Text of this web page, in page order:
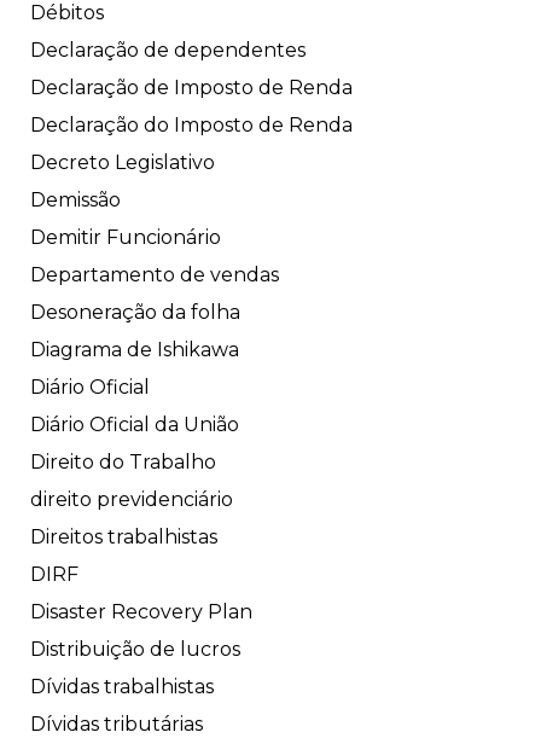
Débitos
Declaração de dependentes
Declaração de Imposto de Renda
Declaração do Imposto de Renda
Decreto Legislativo
Demissão
Demitir Funcionário
Departamento de vendas
Desoneração da folha
Diagrama de Ishikawa
Diário Oficial
Diário Oficial da União
Direito do Trabalho
direito previdenciário
Direitos trabalhistas
DIRF
Disaster Recovery Plan
Distribuição de lucros
Dívidas trabalhistas
Dívidas tributárias